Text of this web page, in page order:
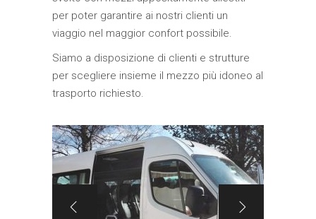
per poter garantire ai nostri clienti un
viaggio nel maggior confort possibile.
Siamo a disposizione di clienti e strutture
per scegliere insieme il mezzo più idoneo al
trasporto richiesto.